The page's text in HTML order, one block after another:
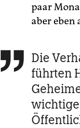
paar
aber eben
 Die
führten